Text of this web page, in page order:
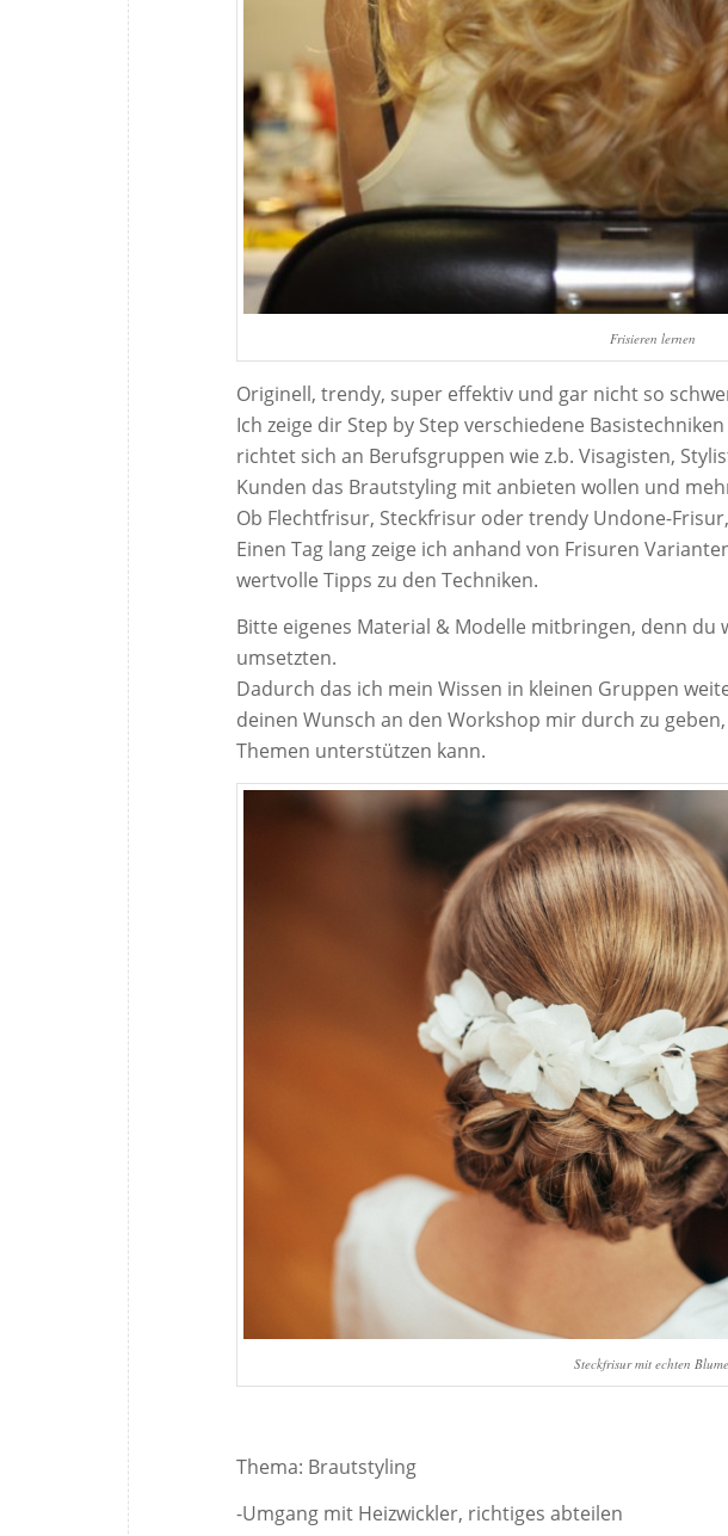
Frisieren lernen
Originell, trendy, super effektiv und gar nicht so
Ich zeige dir Step by Step verschiedene
richtet sich an Berufsgruppen wie z.b. Visagisten,
Kunden das Brautstyling mit anbieten wollen und
Ob Flechtfrisur, Steckfrisur oder trendy Undone-
Einen Tag lang zeige ich anhand von Frisuren
wertvolle Tipps zu den Techniken.
Bitte eigenes Material & Modelle mitbringen, denn du
umsetzten.
Dadurch das ich mein Wissen in kleinen Gruppen
deinen Wunsch an den Workshop mir durch zu
Themen unterstützen kann.
Steckfrisur mit echten
Thema: Brautstyling
-Umgang mit Heizwickler, richtiges abteilen